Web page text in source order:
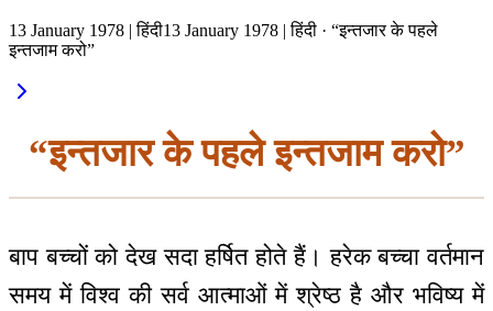
13 January 1978 | हिंदी13 January 1978 | हिंदी · “इन्तजार के पहले
इन्तजाम करो”
“इन्तजार के पहले इन्तजाम करो”
बाप बच्चों को देख सदा हर्षित होते हैं। हरेक बच्चा वर्तमान
समय में विश्व की सर्व आत्माओं में श्रेष्ठ है और भविष्य में